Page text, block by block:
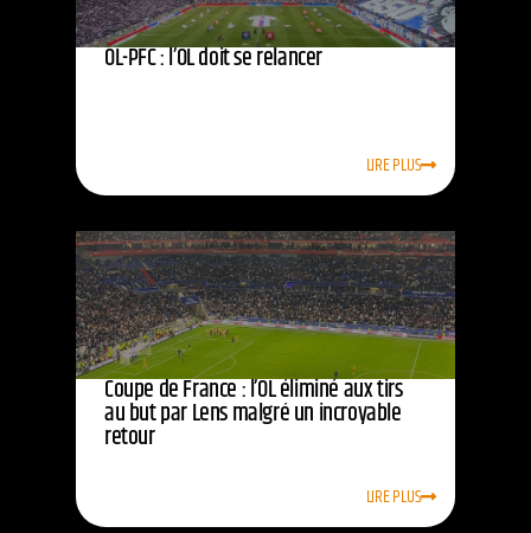
OL-PFC : l’OL doit se relancer
LIRE PLUS
Coupe de France : l’OL éliminé aux tirs
au but par Lens malgré un incroyable
retour
LIRE PLUS